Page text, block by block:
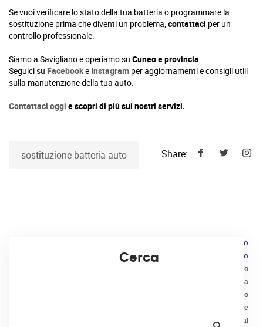
Se vuoi verificare lo stato della tua batteria o programmare la
sostituzione prima che diventi un problema,contattaci per un
controllo professionale.
Siamo a Savigliano e operiamo su Cuneo e provincia.
Seguici su Facebooke Instagram per aggiornamenti e consigli utili
sulla manutenzione della tua auto.
Contattaci oggi e scopri di più sui nostri servizi.
sostituzione batteria auto Share:
Articolo
successivo
Revisione auto
Savigliano: cosa
controllano
davvero e come
prepararla al
Cerca